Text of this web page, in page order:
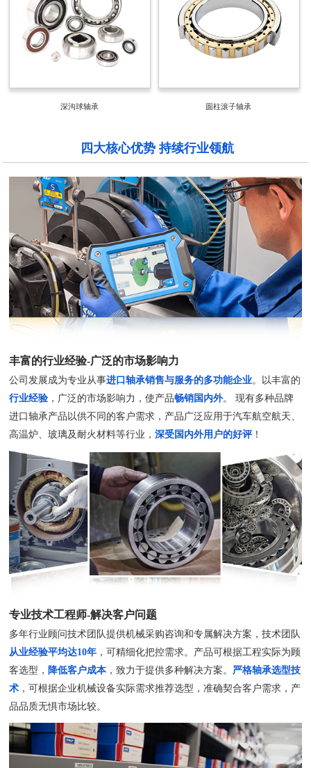
深沟球轴承 圆柱滚子轴承
四大核心优势 持续行业领航
丰富的行业经验-广泛的市场影响力
公司发展成为专业从事进口轴承销售与服务的多功能企业。以丰富的
行业经验 ，广泛的市场影响力，使产品畅销国内外。 现有多种品牌
进口轴承产品以供不同的客户需求，产品广泛应用于汽车航空航天、
高温炉、玻璃及耐火材料等行业，深受国内外用户的好评！
专业技术工程师-解决客户问题
多年行业顾问技术团队提供机械采购咨询和专属解决方案，技术团队
从业经验平均达10年 ，可精细化把控需求。产品可根据工程实际为顾
客选型， 降低客户成本，致力于提供多种解决方案。 严格轴承选型技
术 ，可根据企业机械设备实际需求推荐选型，准确契合客户需求，产
品品质无惧市场比较。